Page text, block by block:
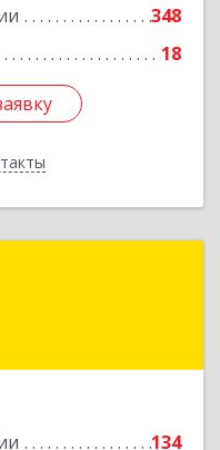
348
18
134
г, 177-й кв-л,